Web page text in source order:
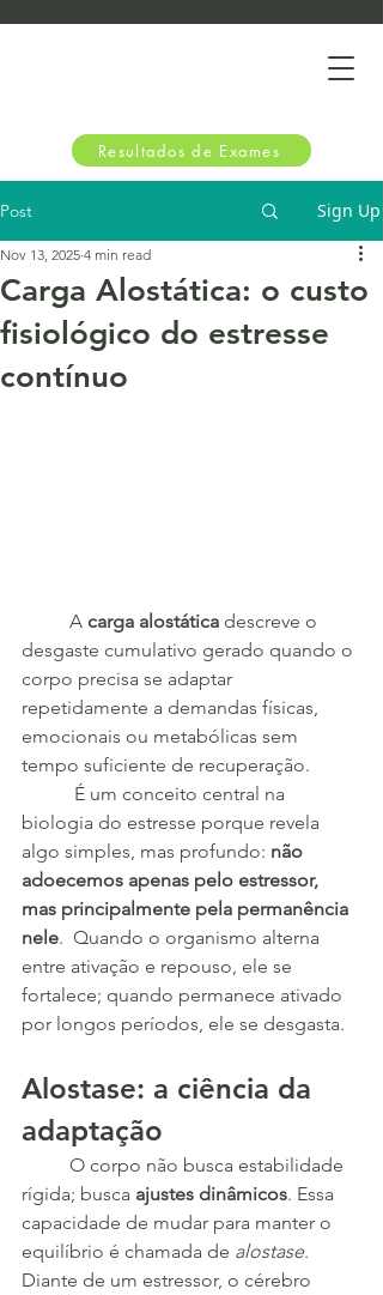
Resultados de Exames
Post Sign Up
Carga Alostática: o custo
fisiológico do estresse
contínuo
Nov 13, 2025 4 min read
	A
carga alostática descreve o
desgaste cumulativo gerado quando o
corpo precisa se adaptar
repetidamente a demandas físicas,
emocionais ou metabólicas sem
tempo suficiente de recuperação.
biologia do estresse porque revela
algo simples, mas profundo: não
adoecemos apenas pelo estressor,
mas principalmente pela permanência
nele.  Quando o organismo alterna
entre ativação e repouso, ele se
fortalece; quando permanece ativado
por longos períodos, ele se desgasta.
Alostase: a ciência da
adaptação
rígida; busca ajustes dinâmicos. Essa
capacidade de mudar para manter o
equilíbrio é chamada de alostase.
Diante de um estressor, o cérebro